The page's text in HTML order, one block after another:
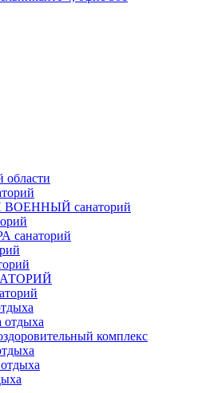
области
санаторий
комплекс